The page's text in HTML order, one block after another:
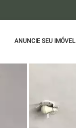
ANUNCIE SEU IMÓVEL